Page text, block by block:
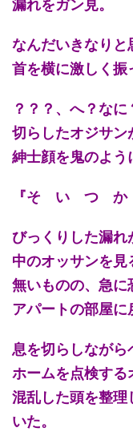
漏れをガン見。
なんだいきなりと
首を横に激しく振
？？？、へ？な
切らしたオジサン
紳士顔を鬼のよう
『そ い つ か
びっくりした漏れ
中のオッサンを見
無いものの、急に
アパートの部屋に
息を切らしながら
ホームを点検する
混乱した頭を整理
いた。